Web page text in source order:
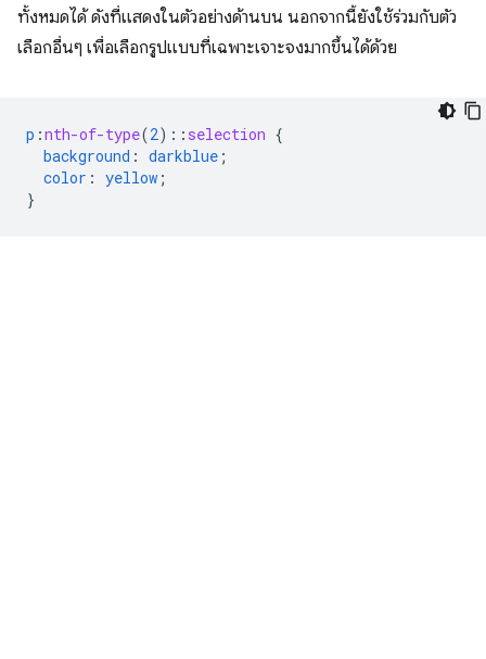
ทั้งหมดได้ ดังที่แสดงในตัวอย่างด้านบน นอกจากนี้ยังใช้ร่วมกับตัว
เลือกอื่นๆ เพื่อเลือกรูปแบบที่เฉพาะเจาะจงมากขึ้นได้ด้วย
p :nth-of-type(2) :: selection {
background : darkblue ;
color : yellow ;
}